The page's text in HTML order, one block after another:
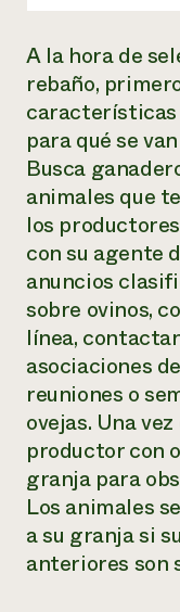
A la hora de
rebaño,
para qué se
Busca
animales que
los
con su agente
anuncios
sobre ovinos,
línea,
asociaciones
reuniones o
ovejas. Una
productor con
granja para
Los animales
a su granja si
anteriores son